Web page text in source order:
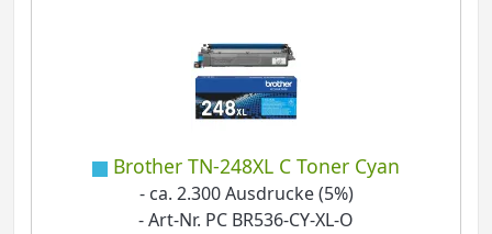
Brother TN-248XL C Toner Cyan
- ca. 2.300 Ausdrucke (5%)
- Art-Nr. PC BR536-CY-XL-O